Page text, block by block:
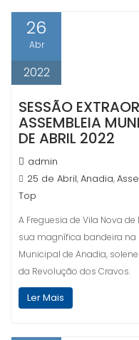
26
Abr
2022
SESSÃO
ASSEMBLEIA
DE ABRIL 2022
admin
25 de Abril,Anadia,
Top
A Freguesia de Vila Nova
sua magnífica bandeira na
Municipal de Anadia,
da Revolução dos Cravos.
Ler Mais